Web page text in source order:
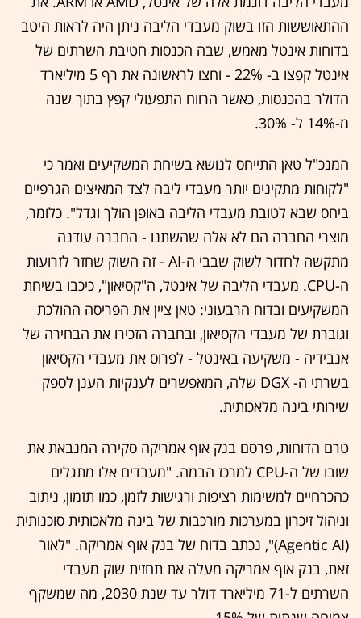
ההתאוששות הזו בשוק מעבדי הליבה ניתן היה לראות היטב
בדוחות אינטל מאמש, שבה הכנסות חטיבת השרתים של
אינטל קפצו ב- 22% - וחצו לראשונה את רף 5 מיליארד
הדולר בהכנסות, כאשר הרווח התפעולי קפץ בתוך שנה
מ-14% ל- 30%.
המנכ"ל טאן התייחס לנושא בשיחת המשקיעים ואמר כי
"לקוחות מתקינים יותר מעבדי ליבה לצד המאיצים הגרפיים
ביחס שבא לטובת מעבדי הליבה באופן הולך וגדל". כלומר,
מוצרי החברה הם לא אלה שהשתנו - החברה עודנה
מתקשה לחדור לשוק שבבי ה-AI - זה השוק שחזר לזרועות
ה-CPU. מעבדי הליבה של אינטל, ה"קסיאון", כיכבו בשיחת
המשקיעים ובדוח הרבעוני: טאן ציין את הפריסה ההולכת
וגוברת של מעבדי הקסיאון, ובחברה הזכירו את הבחירה של
אנבידיה - משקיעה באינטל - לפרוס את מעבדי הקסיאון
בשרתי ה- DGX שלה, המאפשרים לענקיות הענן לספק
שירותי בינה מלאכותית.
טרם הדוחות, פרסם בנק אוף אמריקה סקירה המנבאת את
שובו של ה-CPU למרכז הבמה. "מעבדים אלו מתגלים
כהכרחיים למשימות רציפות ורגישות לזמן, כמו תזמון, ניתוב
וניהול זיכרון במערכות מורכבות של בינה מלאכותית סוכנותית
(Agentic AI)", נכתב בדוח של בנק אוף אמריקה. "לאור
זאת, בנק אוף אמריקה מעלה את תחזית שוק מעבדי
השרתים ל-71 מיליארד דולר עד שנת 2030, מה שמשקף